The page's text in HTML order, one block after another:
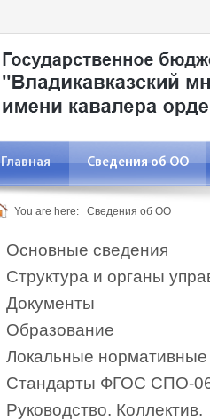
Главная Сведения об ОО
You are here: Сведения об ОО
Основные сведения
Структура и органы
Документы
Образование
Локальные нормативные
Стандарты ФГОС СПО-
Руководство. Коллектив.